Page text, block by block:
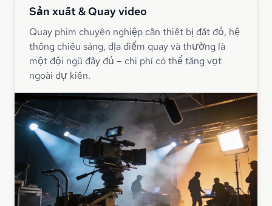
Sản xuất & Quay video
Quay phim chuyên nghiệp cần thiết bị đắt đỏ, hệ
thống chiếu sáng, địa điểm quay và thường là
một đội ngũ đầy đủ – chi phí có thể tăng vọt
ngoài dự kiến.